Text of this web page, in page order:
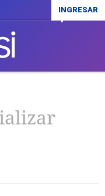
INGRESAR